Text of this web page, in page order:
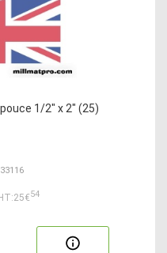
1/2" x 2" (25)
HT:25€54